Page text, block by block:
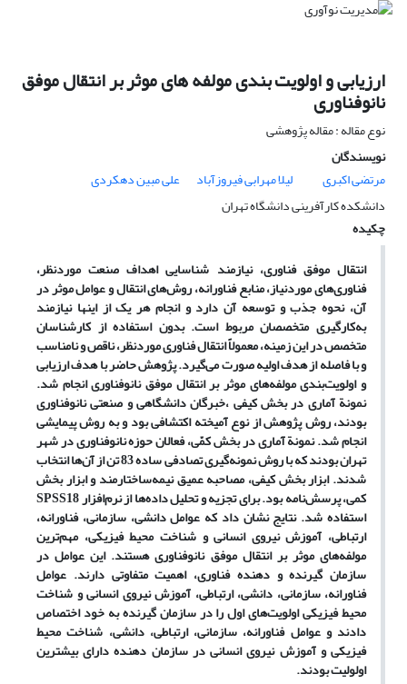
ارزیابی و اولویت بندی مولفه های موثر بر انتقال موفق
نانوفناوری
نوع مقاله : مقاله پژوهشی
نویسندگان
مرتضی اکبری
لیلا مهرابی فیروزآباد
علی مبین دهکردی
دانشکده کارآفرینی دانشگاه تهران
چکیده
انتقال موفق فناوری، نیازمند شناسایی اهداف صنعت موردنظر،
فناوریهای موردنیاز، منابع فناورانه، روشهای انتقال و عوامل موثر در
آن، نحوه جذب و توسعه آن دارد و انجام هر یک از اینها نیازمند
بهکارگیری متخصصان مربوط است. بدون استفاده از کارشناسان
متخصص در این زمینه، معمولاً انتقال فناوری موردنظر، ناقص و نامناسب
و با فاصله از هدف اولیه صورت میگیرد. پژوهش حاضر با هدف ارزیابی
و اولویتبندی مولفههای موثر بر انتقال موفق نانوفناوری انجام شد.
نمونة آماری در بخش کیفی ،خبرگان دانشگاهی و صنعتی نانوفناوری
بودند، روش پژوهش از نوع آمیخته اکتشافی بود و به روش پیمایشی
انجام شد. نمونة آماری در بخش کمّی، فعالان حوزهنانوفناوری در شهر
تهران بودند که با روش نمونهگیری تصادفی ساده 83 تن از آن ها انتخاب
شدند. ابزار بخش کیفی، مصاحبه عمیق نیمهساختارمند و ابزار بخش
کمی، پرسشنامه بود. برای تجزیه و تحلیل دادهها از نرمافزارSPSS18
استفاده شد. نتایج نشان داد که عوامل دانشی، سازمانی، فناورانه،
ارتباطی، آموزش نیروی انسانی و شناخت محیط فیزیکی، مهمترین
مولفههای موثر بر انتقال موفق نانوفناوری هستند. این عوامل در
سازمان گیرنده و دهنده فناوری، اهمیت متفاوتی دارند. عوامل
فناورانه، سازمانی، دانشی، ارتباطی، آموزش نیروی انسانی و شناخت
محیط فیزیکی اولویتهای اول را در سازمان گیرنده به خود اختصاص
دادند و عوامل فناورانه، سازمانی، ارتباطی، دانشی، شناخت محیط
فیزیکی و آموزش نیروی انسانی در سازمان دهنده دارای بیشترین
اولولیت بودند.